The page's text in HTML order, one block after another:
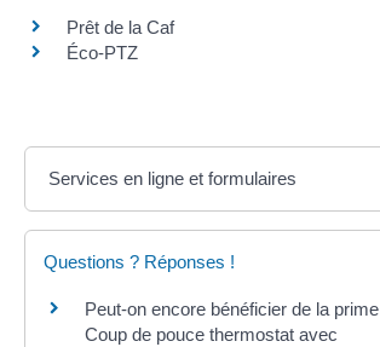
Prêt de la Caf
Éco-PTZ
Services en ligne et formulaires
Questions ? Réponses !
Peut-on encore bénéficier de la prime
Coup de pouce thermostat avec